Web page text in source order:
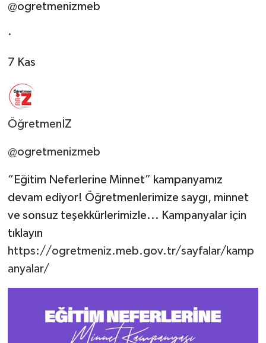
@ogretmenizmeb
·
7 Kas
ÖğretmenİZ
@ogretmenizmeb
“Eğitim Neferlerine Minnet” kampanyamız
devam ediyor! Öğretmenlerimize saygı, minnet
ve sonsuz teşekkürlerimizle... Kampanyalar için
tıklayın
https://ogretmeniz.meb.gov.tr/sayfalar/kamp
anyalar/